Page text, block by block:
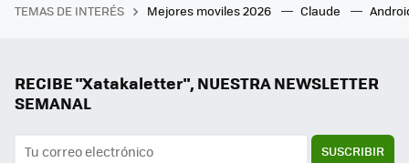
TEMAS DE INTERÉS Mejores moviles 2026 Claude
RECIBE "Xatakaletter", NUESTRA NEWSLETTER
SEMANAL
SUSCRIBIR